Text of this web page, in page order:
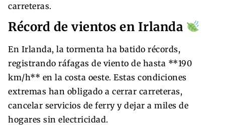
carreteras.
Récord de vientos en Irlanda
En Irlanda, la tormenta ha batido récords,
registrando ráfagas de viento de hasta **190
km/h** en la costa oeste. Estas condiciones
extremas han obligado a cerrar carreteras,
cancelar servicios de ferry y dejar a miles de
hogares sin electricidad.